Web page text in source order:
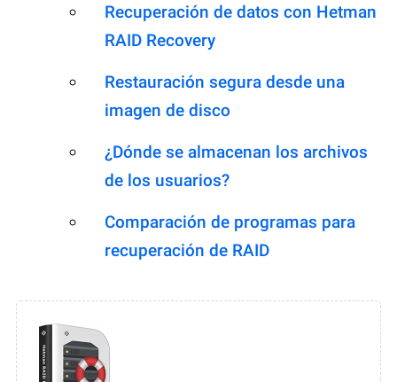
Recuperación de datos con Hetman
RAID Recovery
Restauración segura desde una
imagen de disco
¿Dónde se almacenan los archivos
de los usuarios?
Comparación de programas para
recuperación de RAID